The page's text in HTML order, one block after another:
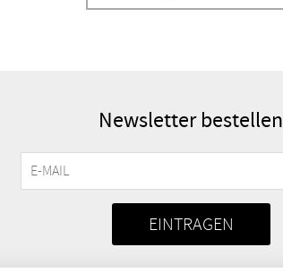
Newsletter bestellen